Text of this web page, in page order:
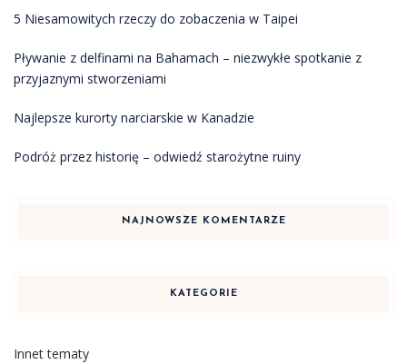
5 Niesamowitych rzeczy do zobaczenia w Taipei
Pływanie z delfinami na Bahamach – niezwykłe spotkanie z
przyjaznymi stworzeniami
Najlepsze kurorty narciarskie w Kanadzie
Podróż przez historię – odwiedź starożytne ruiny
NAJNOWSZE KOMENTARZE
KATEGORIE
Innet tematy